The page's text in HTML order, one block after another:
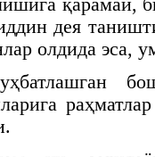
қарамай,
дея
олдида эса,